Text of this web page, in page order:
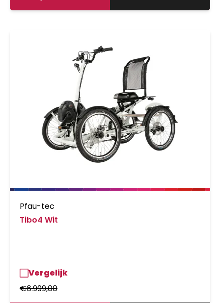
kilometers kunt blijven wegtrappen.
Pfau-tec
Tibo4 Wit
Vergelijk
€6.999,00